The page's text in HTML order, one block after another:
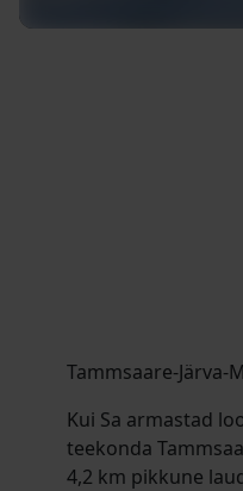
Tammsaare-
Kui Sa armastad
teekonda
4,2 km pikkune